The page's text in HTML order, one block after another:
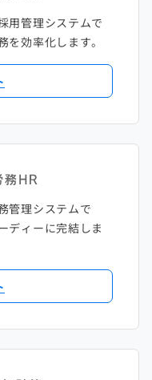
用管理システムで
効率化します。
管理システムで
ディーに完結しま